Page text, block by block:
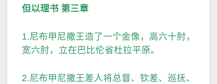
但以理书 第三章
1.尼布甲尼撒王造了一个金像，高六十肘，
宽六肘，立在巴比伦省杜拉平原。
2.尼布甲尼撒王差人将总督、钦差、巡抚、